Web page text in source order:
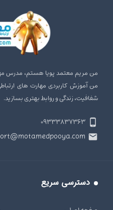
من آموزش کاربردی مهارت‌ های
شفافیت، زندگی و روابط بهتری بسازید.
۰۹۳۳۳۸۳۷۳۶۳
دسترسی سریع